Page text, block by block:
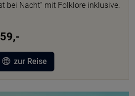
bei Nacht” mit Folklore inklusive.
zur Reise